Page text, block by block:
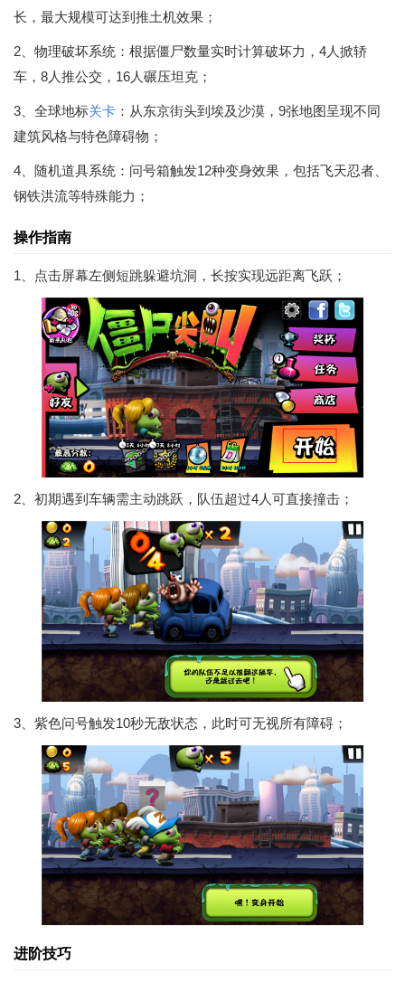
长，最大规模可达到推土机效果；
2、物理破坏系统：根据僵尸数量实时计算破坏力，4人掀轿
车，8人推公交，16人碾压坦克；
3、全球地标关卡 ：从东京街头到埃及沙漠，9张地图呈现不同
建筑风格与特色障碍物；
4、随机道具系统：问号箱触发12种变身效果，包括飞天忍者、
钢铁洪流等特殊能力；
操作指南
1、点击屏幕左侧短跳躲避坑洞，长按实现远距离飞跃；
2、初期遇到车辆需主动跳跃，队伍超过4人可直接撞击；
3、紫色问号触发10秒无敌状态，此时可无视所有障碍；
进阶技巧